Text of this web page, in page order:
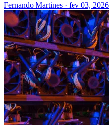
Fernando Martines · fev 03, 2026